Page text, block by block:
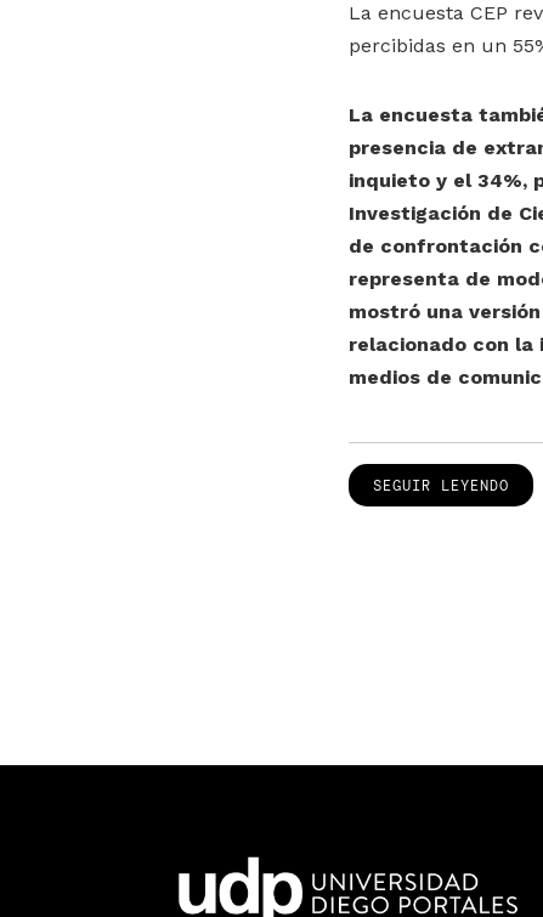
La encuesta CEP
percibidas en un
La encuesta
presencia de
inquieto y el 34%,
Investigación de
de confrontación
representa de
mostró una
relacionado con la
medios de
SEGUIR LEYENDO